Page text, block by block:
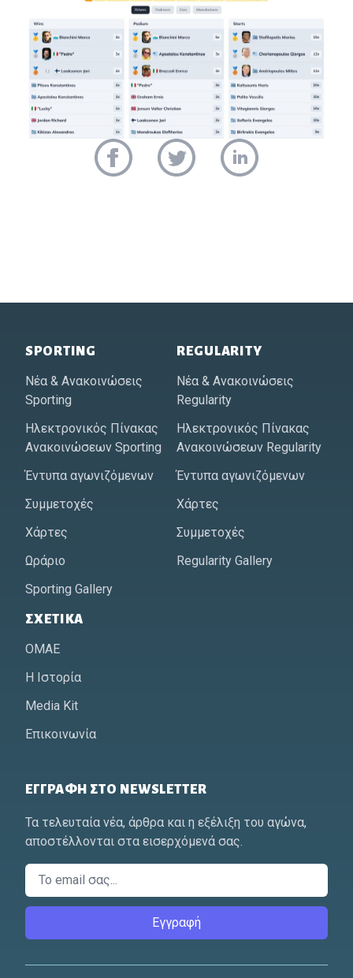
SPORTING
Νέα & Ανακοινώσεις
Sporting
Ηλεκτρονικός Πίνακας
Ανακοινώσεων Sporting
Έντυπα αγωνιζόμενων
Συμμετοχές
Χάρτες
Ωράριο
Sporting Gallery
REGULARITY
Νέα & Ανακοινώσεις
Regularity
Ηλεκτρονικός Πίνακας
Ανακοινώσεων Regularity
Έντυπα αγωνιζόμενων
Χάρτες
Συμμετοχές
Regularity Gallery
ΣΧΕΤΙΚΆ
ΟΜΑΕ
Η Ιστορία
Media Kit
Επικοινωνία
ΕΓΓΡΑΦΉ ΣΤΟ NEWSLETTER
Τα τελευταία νέα, άρθρα και η εξέλιξη του αγώνα,
αποστέλλονται στα εισερχόμενά σας.
Email
Εγγραφή